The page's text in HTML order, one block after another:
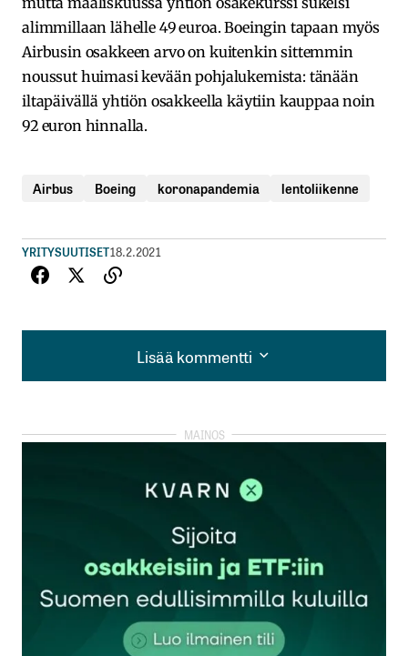
alimmillaan lähelle 49 euroa. Boeingin tapaan myös
Airbusin osakkeen arvo on kuitenkin sittemmin
noussut huimasi kevään pohjalukemista: tänään
iltapäivällä yhtiön osakkeella käytiin kauppaa noin
92 euron hinnalla.
Airbus Boeing koronapandemia lentoliikenne
YRITYSUUTISET18.2.2021
Lisää kommentti
Lisää kommentti
kirjautua
rekisteröityä
Sähköpostiosoitettasi ei julkaista.Pakolliset
kentät on merkitty*